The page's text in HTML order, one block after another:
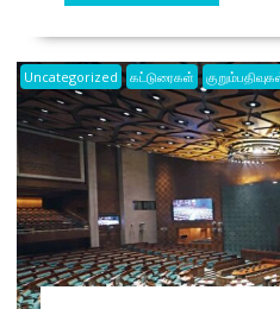
Uncategorized கட்டுரைகள்